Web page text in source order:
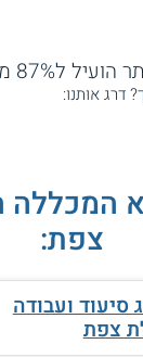
ל87% מהגולשים.
דרג אותנו:
צפת:
סיעוד ועבודה
צפת